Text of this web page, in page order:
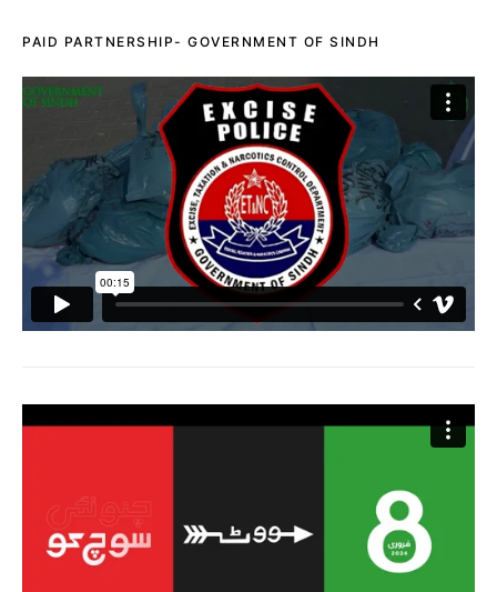
PAID PARTNERSHIP- GOVERNMENT OF SINDH